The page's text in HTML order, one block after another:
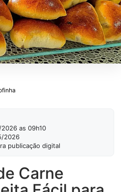
as 09h10
2026
publicação digital
Carne